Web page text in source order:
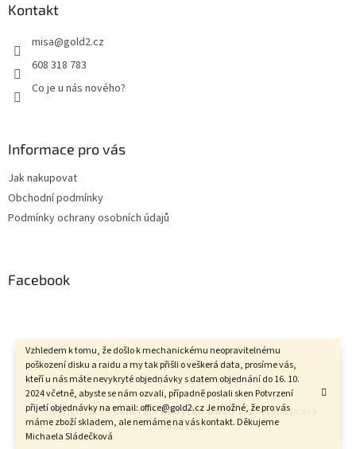
Vzhledem k tomu, že došlo k mechanickému neopravitelnému
poškození disku a raidu a my tak přišli o veškerá data, prosíme vás,
kteří u nás máte nevykryté objednávky s datem objednání do 16. 10.
2024 včetně, abyste se nám ozvali, případně poslali sken Potvrzení
přijetí objednávky na email: office@gold2.cz Je možné, že pro vás
máme zboží skladem, ale nemáme na vás kontakt. Děkujeme
Michaela Sládečková
Kontakt
misa@gold2.cz
608 318 783
Co je u nás nového?
Informace pro vás
Jak nakupovat
Obchodní podmínky
Podmínky ochrany osobních údajů
Facebook
Vytvořil Shoptet
Copyright 2026 Centrum nábytku GOLD 2. Všechna práva
vyhrazena.